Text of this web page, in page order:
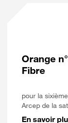
Orange
Fibre
pour la
Arcep de la
En savoir